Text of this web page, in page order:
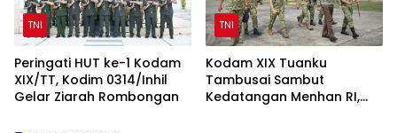
TNI
Peringati HUT ke-1 Kodam
XIX/TT, Kodim 0314/Inhil
Gelar Ziarah Rombongan
TNI
Kodam XIX Tuanku
Tambusai Sambut
Kedatangan Menhan RI,